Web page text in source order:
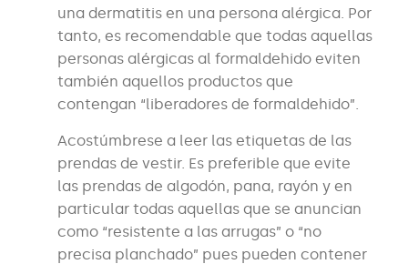
una dermatitis en una persona alérgica. Por
tanto, es recomendable que todas aquellas
personas alérgicas al formaldehido eviten
también aquellos productos que
contengan “liberadores de formaldehido”.
Acostúmbrese a leer las etiquetas de las
prendas de vestir. Es preferible que evite
las prendas de algodón, pana, rayón y en
particular todas aquellas que se anuncian
como “resistente a las arrugas” o “no
precisa planchado” pues pueden contener